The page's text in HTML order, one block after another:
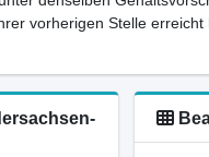
vorherigen Stelle